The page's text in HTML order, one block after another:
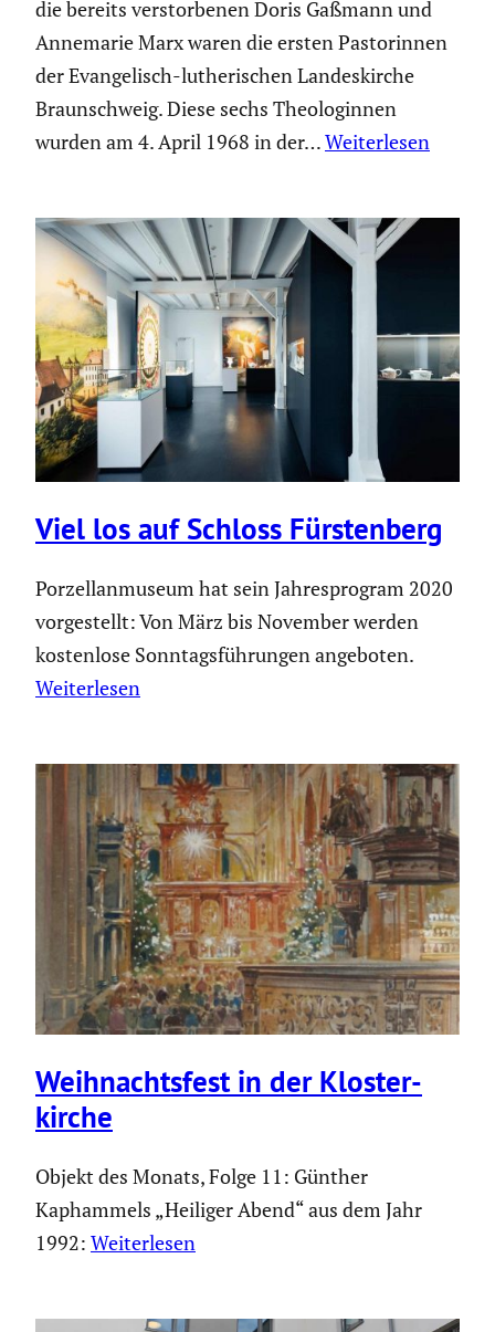
die bereits verstor­benen Doris Gaßmann und
Annemarie Marx waren die ersten Pasto­rinnen
der Evange­lisch-luthe­ri­schen Landes­kirche
Braun­schweig. Diese sechs Theolo­ginnen
wurden am 4. April 1968 in der…Weiterlesen
Viel los auf Schloss Fürsten­berg
Porzellanmuseum hat sein Jahresprogram 2020
vorgestellt: Von März bis November werden
kostenlose Sonntagsführungen angeboten.
Weiterlesen
Weihnachts­fest in der Kloster­
kirche
Objekt des Monats, Folge 11: Günther
Kaphammels „Heiliger Abend“ aus dem Jahr
1992: Weiterlesen